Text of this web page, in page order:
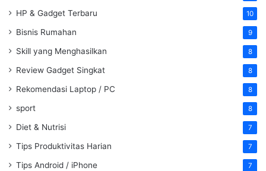
HP & Gadget Terbaru 10
Bisnis Rumahan 9
Skill yang Menghasilkan 8
Review Gadget Singkat 8
Rekomendasi Laptop / PC 8
sport 8
Diet & Nutrisi 7
Tips Produktivitas Harian 7
Tips Android / iPhone 7